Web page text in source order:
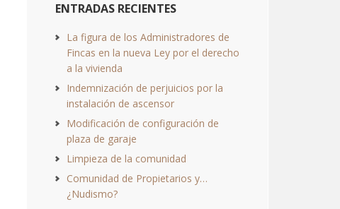
ENTRADAS RECIENTES
La figura de los Administradores de
Fincas en la nueva Ley por el derecho
a la vivienda
Indemnización de perjuicios por la
instalación de ascensor
Modificación de configuración de
plaza de garaje
Limpieza de la comunidad
Comunidad de Propietarios y…
¿Nudismo?